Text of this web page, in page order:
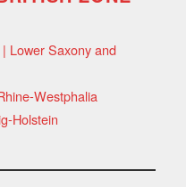
Lower Saxony and
Westphalia
Holstein